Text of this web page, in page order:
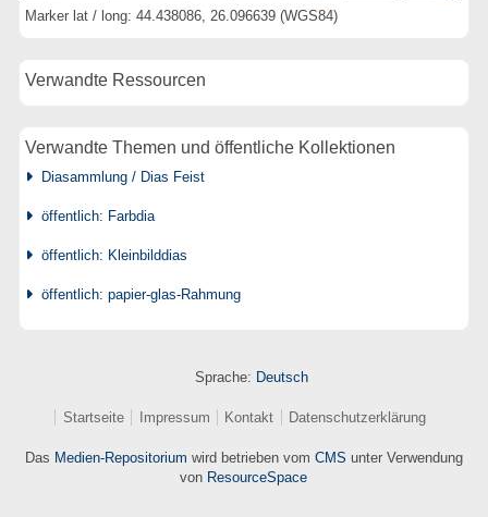
Marker lat / long: 44.438086, 26.096639 (WGS84)
Verwandte Ressourcen
Verwandte Themen und öffentliche Kollektionen
Diasammlung / Dias Feist
öffentlich: Farbdia
öffentlich: Kleinbilddias
öffentlich: papier-glas-Rahmung
Sprache: Deutsch
Startseite Impressum Kontakt Datenschutzerklärung
Das Medien-Repositorium wird betrieben vom CMS unter Verwendung
von ResourceSpace